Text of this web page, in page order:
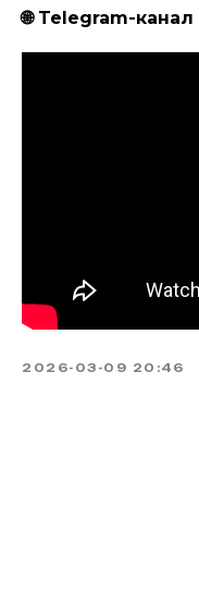
🌐 Telegram-канал
2026-03-09 20:46